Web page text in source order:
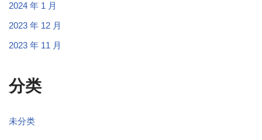
2024 年 1 月
2023 年 12 月
2023 年 11 月
分类
未分类